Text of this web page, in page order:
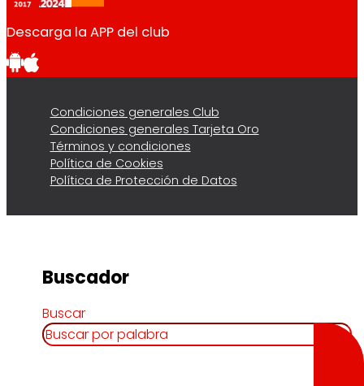
Descarga la APP del club
Condiciones generales Club
Condiciones generales Tarjeta Oro
Términos y condiciones
Política de Cookies
Política de Protección de Datos
Buscador
Buscar